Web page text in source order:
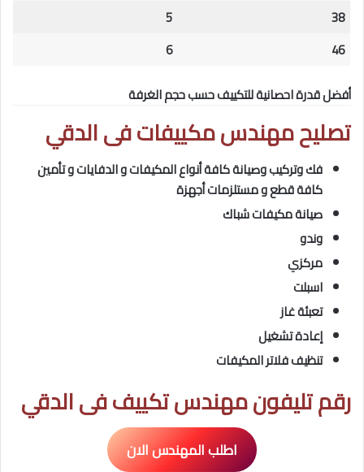
38
5
46
6
أفضل قدرة احصانية للتكييف حسب حجم الغرفة
تصليح مهندس مكييفات فىالدقي
فك وتركيب وصيانة كافة أنواع المكيفات و الدفايات و تأمين
كافة قطع و مستلزمات أجهزة
صيانة مكيفات شباك
وندو
مركزي
اسبلت
تعبئة غاز
إعادة تشغيل
تنظيف فلاتر المكيفات
رقم تليفون مهندس تكييف فى الدقي
اطلب المهندس الان